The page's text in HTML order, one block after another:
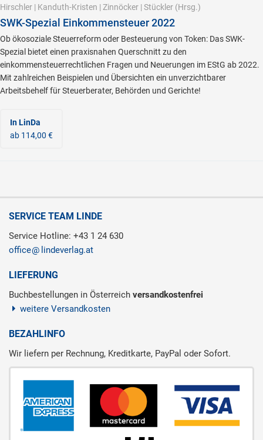
Hirschler | Kanduth-Kristen | Zinnöcker | Stückler (Hrsg.)
SWK-Spezial Einkommensteuer 2022
Ob ökosoziale Steuerreform oder Besteuerung von Token: Das SWK-
Spezial bietet einen praxisnahen Querschnitt zu den
einkommensteuerrechtlichen Fragen und Neuerungen im EStG ab 2022.
Mit zahlreichen Beispielen und Übersichten ein unverzichtbarer
Arbeitsbehelf für Steuerberater, Behörden und Gerichte!
In LinDa
ab 114,00 €
SERVICE TEAM LINDE
Service Hotline: +43 1 24 630
office
lindeverlag.at
LIEFERUNG
Buchbestellungen in Österreich versandkostenfrei
weitere Versandkosten
BEZAHLINFO
Wir liefern per Rechnung, Kreditkarte, PayPal oder Sofort.